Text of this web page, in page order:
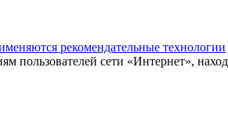
рекомендательные технологии
пользователей сети «Интернет»,